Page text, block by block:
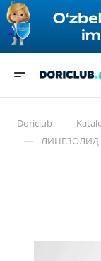
Doriclub —
— ЛИНЕЗОЛИД